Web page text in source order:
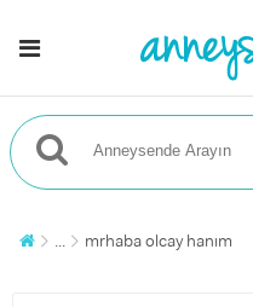
... mrhaba olcay hanım